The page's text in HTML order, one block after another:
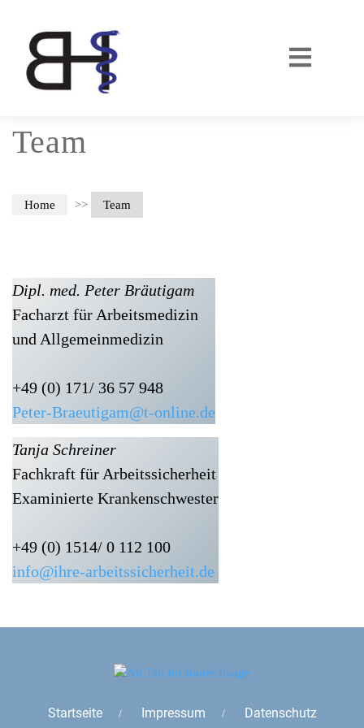
Team
Home >> Team
Dipl. med. Peter Bräutigam
Facharzt für Arbeitsmedizin
und Allgemeinmedizin
+49 (0) 171/ 36 57 948
Peter-Braeutigam@t-online.de
Tanja Schreiner
Fachkraft für Arbeitssicherheit
Examinierte Krankenschwester
+49 (0) 1514/ 0 112 100
info@ihre-arbeitssicherheit.de
Startseite Impressum Datenschutz